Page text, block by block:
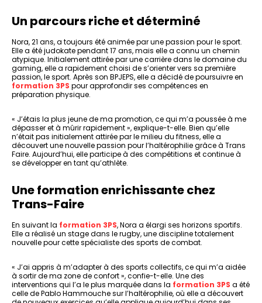
Un parcours riche et déterminé
Nora, 21 ans, a toujours été animée par une passion pour le sport.
Elle a été judokate pendant 17 ans, mais elle a connu un chemin
atypique. Initialement attirée par une carrière dans le domaine du
gaming, elle a rapidement choisi de s’orienter vers sa première
passion, le sport. Après son BPJEPS, elle a décidé de poursuivre en
formation 3PS pour approfondir ses compétences en
préparation physique.
« J’étais la plus jeune de ma promotion, ce qui m’a poussée à me
dépasser et à mûrir rapidement », explique-t-elle. Bien qu’elle
n’était pas initialement attirée par le milieu du fitness, elle a
découvert une nouvelle passion pour l’haltérophilie grâce à Trans
Faire. Aujourd’hui, elle participe à des compétitions et continue à
se développer en tant qu’athlète.
Une formation enrichissante chez
Trans-Faire
En suivant la formation 3PS, Nora a élargi ses horizons sportifs.
Elle a réalisé un stage dans le rugby, une discipline totalement
nouvelle pour cette spécialiste des sports de combat.
« J’ai appris à m’adapter à des sports collectifs, ce qui m’a aidée
à sortir de ma zone de confort », confie-t-elle. Une des
interventions qui l’a le plus marquée dans la formation 3PS a été
celle de Pablo Hammouche sur l’haltérophilie, où elle a découvert